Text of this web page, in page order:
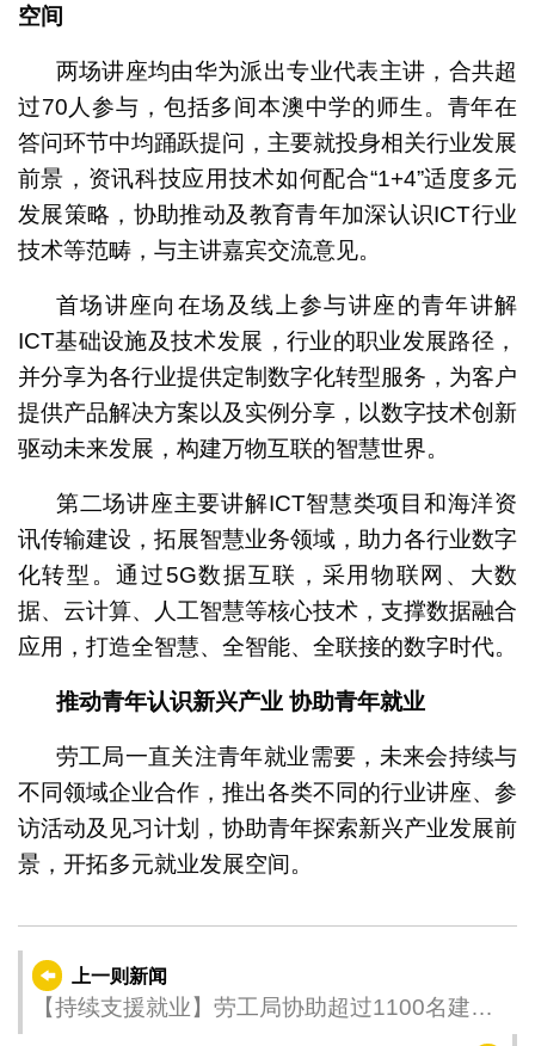
空间
两场讲座均由华为派出专业代表主讲，合共超
过70人参与，包括多间本澳中学的师生。青年在
答问环节中均踊跃提问，主要就投身相关行业发展
前景，资讯科技应用技术如何配合“1+4”适度多元
发展策略，协助推动及教育青年加深认识ICT行业
技术等范畴，与主讲嘉宾交流意见。
首场讲座向在场及线上参与讲座的青年讲解
ICT基础设施及技术发展，行业的职业发展路径，
并分享为各行业提供定制数字化转型服务，为客户
提供产品解决方案以及实例分享，以数字技术创新
驱动未来发展，构建万物互联的智慧世界。
第二场讲座主要讲解ICT智慧类项目和海洋资
讯传输建设，拓展智慧业务领域，助力各行业数字
化转型。通过5G数据互联，采用物联网、大数
据、云计算、人工智慧等核心技术，支撑数据融合
应用，打造全智慧、全智能、全联接的数字时代。
推动青年认识新兴产业 协助青年就业
劳工局一直关注青年就业需要，未来会持续与
不同领域企业合作，推出各类不同的行业讲座、参
访活动及见习计划，协助青年探索新兴产业发展前
景，开拓多元就业发展空间。
上一则新闻
【持续支援就业】劳工局协助超过1100名建筑